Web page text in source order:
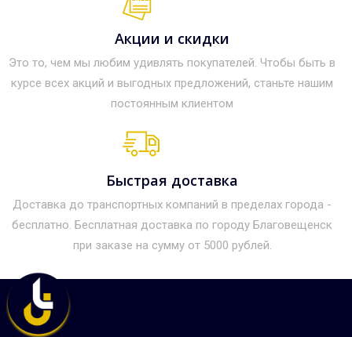
Акции и скидки
Это то, чем мы любим удивлять покупателей. Чтобы быть в
курсе всех акций и выгодных предложений, станьте нашим
постоянным клиентом
Быстрая доставка
Доставка до транспортных компаний в пределах города -
бесплатно. Бесплатная доставка по городу Благовещенск
при заказе на сумму от 5000 рублей.